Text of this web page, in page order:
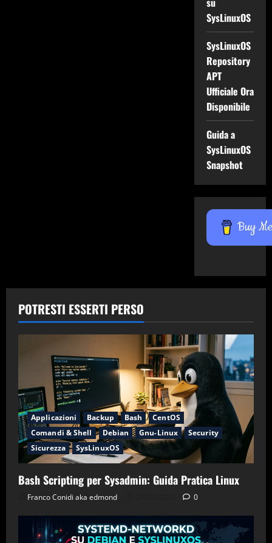
SysLinuxOS
SysLinuxOS
Repository
APT
Ufficiale Ora
Disponibile
Guida a
SysLinuxOS
Snapshot
Buy
POTRESTI ESSERTI PERSO
Applicazioni Backup Bash
CentOS
Comandi & Shell
Debian Gnu-Linux
Security
Sicurezza
SysLinuxOS
Bash Scripting per Sysadmin: Guida Pratica Linux
Franco Conidi aka edmond 0